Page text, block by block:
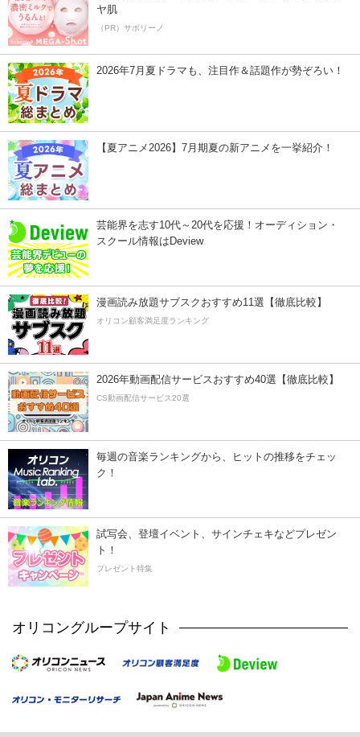
ヤ肌
（PR）サボリーノ
2026年7月夏ドラマも、注目作＆話題作が勢ぞろい！
【夏アニメ2026】7月期夏の新アニメを一挙紹介！
芸能界を志す10代～20代を応援！オーディション・
スクール情報はDeview
漫画読み放題サブスクおすすめ11選【徹底比較】
オリコン顧客満足度ランキング
2026年動画配信サービスおすすめ40選【徹底比較】
CS動画配信サービス20選
毎週の音楽ランキングから、ヒットの推移をチェッ
ク！
試写会、登壇イベント、サインチェキなどプレゼン
ト！
プレゼント特集
オリコングループサイト